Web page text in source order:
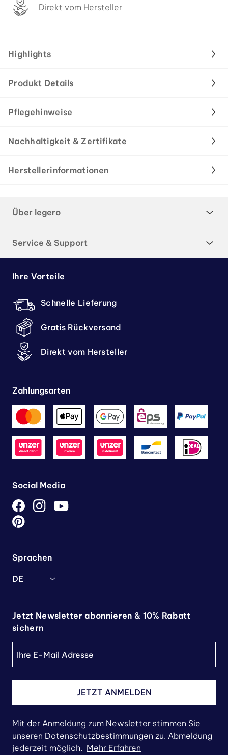
Direkt vom Hersteller
Highlights
Produkt Details
Pflegehinweise
Nachhaltigkeit & Zertifikate
Herstellerinformationen
Über legero
Service & Support
Ihre Vorteile
Schnelle Lieferung
Gratis Rückversand
Direkt vom Hersteller
Zahlungsarten
Social Media
Sprachen
DE
Jetzt Newsletter abonnieren & 10% Rabatt
sichern
JETZT ANMELDEN
Mit der Anmeldung zum Newsletter stimmen Sie
unseren Datenschutzbestimmungen zu. Abmeldung
jederzeit möglich. Mehr Erfahren